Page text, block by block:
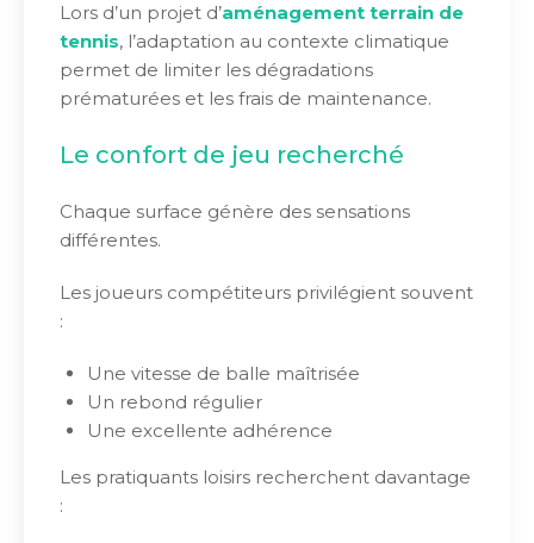
Lors d’un projet d’aménagement terrain de
tennis, l’adaptation au contexte climatique
permet de limiter les dégradations
prématurées et les frais de maintenance.
Le confort de jeu recherché
Chaque surface génère des sensations
différentes.
Les joueurs compétiteurs privilégient souvent
:
Une vitesse de balle maîtrisée
Un rebond régulier
Une excellente adhérence
Les pratiquants loisirs recherchent davantage
: